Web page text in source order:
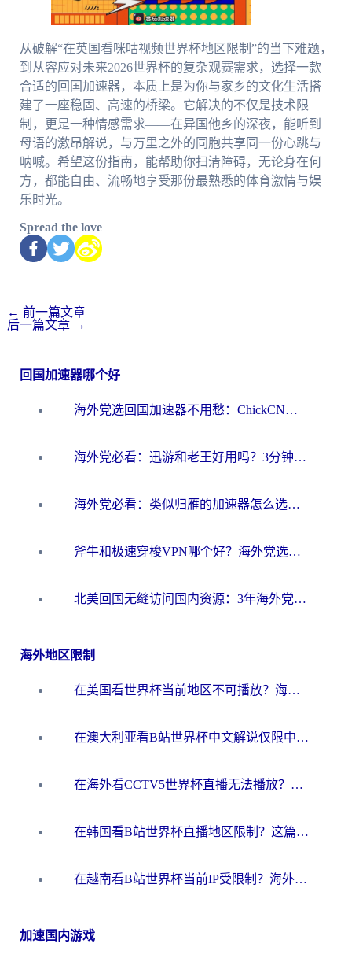
从破解“在英国看咪咕视频世界杯地区限制”的当下难题，
到从容应对未来2026世界杯的复杂观赛需求，选择一款
合适的回国加速器，本质上是为你与家乡的文化生活搭
建了一座稳固、高速的桥梁。它解决的不仅是技术限
制，更是一种情感需求——在异国他乡的深夜，能听到
母语的激昂解说，与万里之外的同胞共享同一份心跳与
呐喊。希望这份指南，能帮助你扫清障碍，无论身在何
方，都能自由、流畅地享受那份最熟悉的体育激情与娱
乐时光。
Spread the love
← 前一篇文章
后一篇文章 →
回国加速器哪个好
海外党选回国加速器不用愁：ChickCN和洞见哪个好？一篇搞定所有疑问
海外党必看：迅游和老王好用吗？3分钟选对加速国内网络的加速器
海外党必看：类似归雁的加速器怎么选？一篇搞定无缝访问国内资源
斧牛和极速穿梭VPN哪个好？海外党选回国加速器必看的真实对比与避坑指南
北美回国无缝访问国内资源：3年海外党亲测的加速器选择指南
海外地区限制
在美国看世界杯当前地区不可播放？海外党体育观赛终极指南来了！
在澳大利亚看B站世界杯中文解说仅限中国大陆？这篇指南帮你打破限制看遍赛事
在海外看CCTV5世界杯直播无法播放？这篇指南让你和国内球迷同步呐喊
在韩国看B站世界杯直播地区限制？这篇指南让你告别“当前地区不可播放”
在越南看B站世界杯当前IP受限制？海外党体育观赛终极指南来了
加速国内游戏